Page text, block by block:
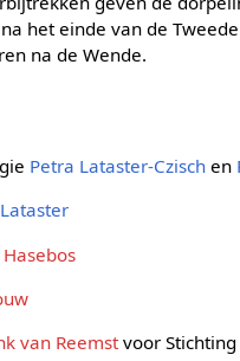
het einde van de
na de Wende.
Petra Lataster-Czischen
van Reemstvoor Stichting